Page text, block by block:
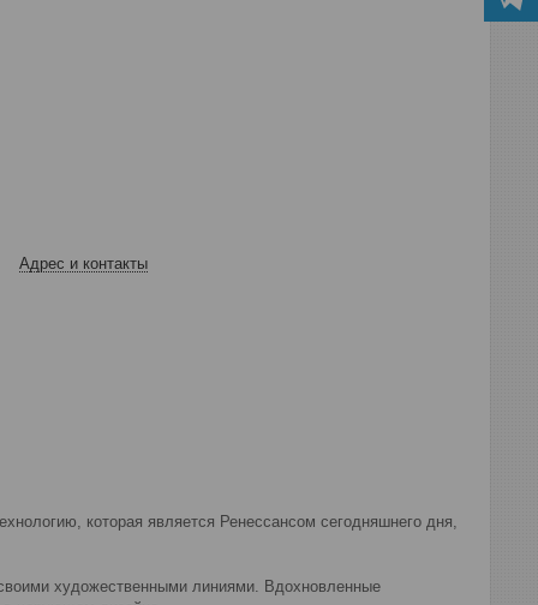
Адрес и контакты
которая является Ренессансом сегодняшнего дня,
художественными линиями. Вдохновленные